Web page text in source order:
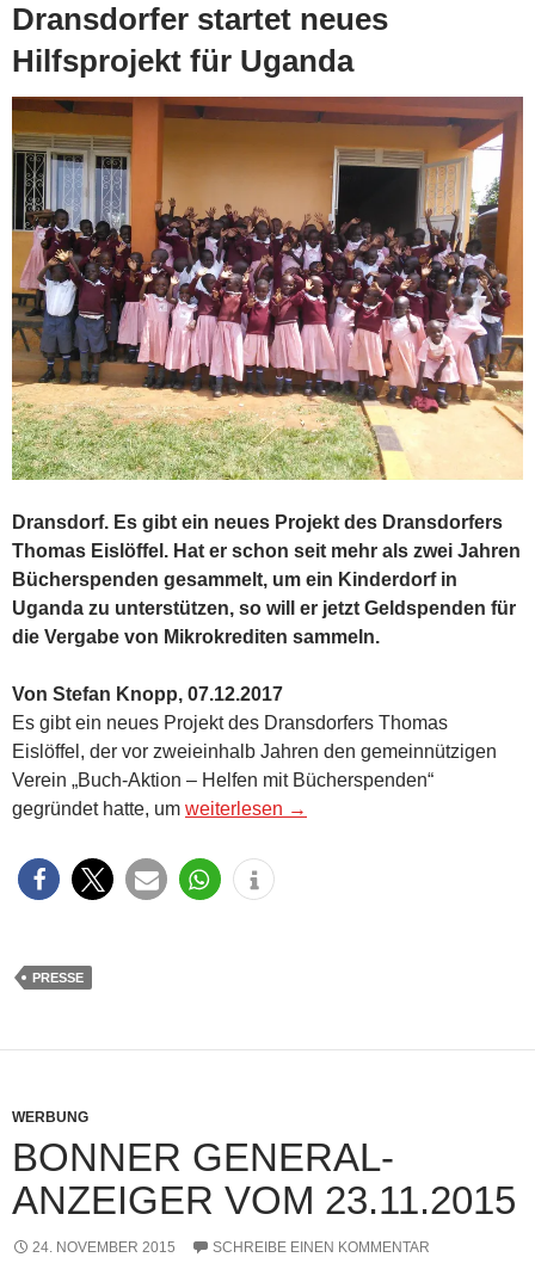
Dransdorfer startet neues
Hilfsprojekt für Uganda
Dransdorf. Es gibt ein neues Projekt des Dransdorfers
Thomas Eislöffel. Hat er schon seit mehr als zwei Jahren
Bücherspenden gesammelt, um ein Kinderdorf in
Uganda zu unterstützen, so will er jetzt Geldspenden für
die Vergabe von Mikrokrediten sammeln.
Von Stefan Knopp, 07.12.2017
Es gibt ein neues Projekt des Dransdorfers Thomas
Eislöffel, der vor zweieinhalb Jahren den gemeinnützigen
Verein „Buch-Aktion – Helfen mit Bücherspenden“
gegründet hatte, um Bonner General-Anzeiger vom
weiterlesen →
PRESSE
WERBUNG
BONNER GENERAL-
ANZEIGER VOM 23.11.2015
24. NOVEMBER 2015 SCHREIBE EINEN KOMMENTAR